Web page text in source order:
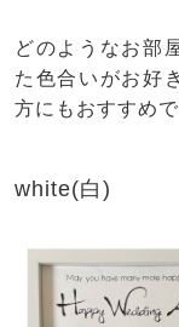
どのようなお部
た色合いがお好
方にもおすすめで
white(白)